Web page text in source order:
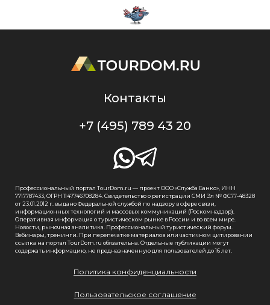
Контакты
+7 (495) 789 43 20
Профессиональный портал TourDom.ru — проект ООО «Служба Банко», ИНН
7717787433, ОГРН 1147746708284. Свидетельство о регистрации СМИ Эл № ФС77-48328
от 23.01.2012 г. выдано Федеральной службой по надзору в сфере связи,
информационных технологий и массовых коммуникаций (Роскомнадзор).
Оперативная информация о туристическом рынке в России и во всем мире.
Новости, рыночная аналитика. Профессиональный туристический форум.
Вебинары, тренинги. При перепечатке материалов или частичном цитировании
ссылка на портал TourDom.ru обязательна. Отдельные публикации могут
содержать информацию, не предназначенную для пользователей до 16 лет.
Политика конфиденциальности
Пользовательское соглашение